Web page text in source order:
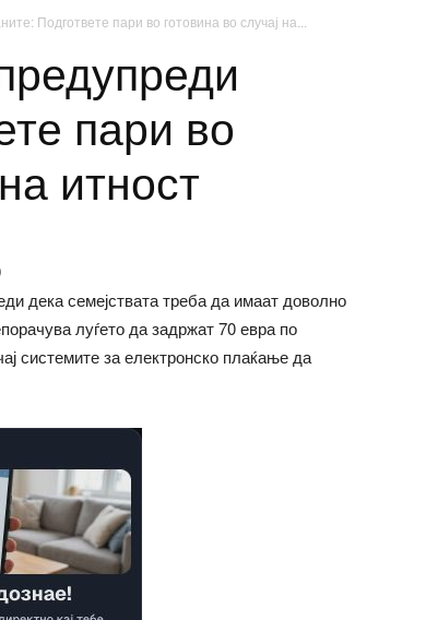
Подгответе пари во готовина во случај на...
пари во
итност
дека семејствата треба да имаат доволно
луѓето да задржат 70 евра по
системите за електронско плаќање да